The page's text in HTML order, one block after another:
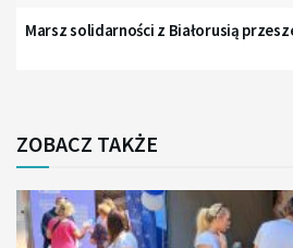
Marsz solidarności z Białorusią
ZOBACZ TAKŻE